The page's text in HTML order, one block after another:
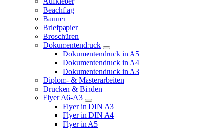
Beachflag
Banner
Briefpapier
Broschüren
Dokumentendruck
Dokumentendruck in A5
Dokumentendruck in A4
Dokumentendruck in A3
Diplom- & Masterarbeiten
Drucken & Binden
Flyer A6-A3
Flyer in DIN A3
Flyer in DIN A4
Flyer in A5